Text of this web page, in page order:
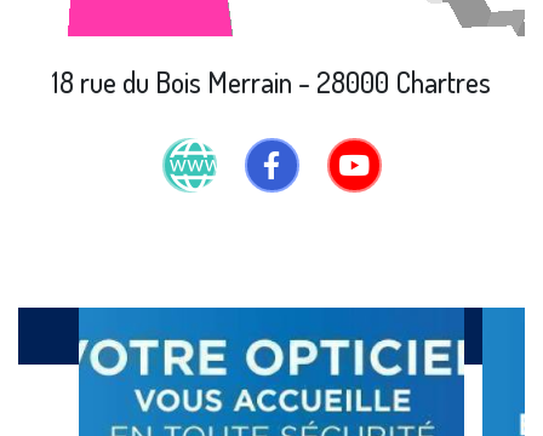
18 rue du Bois Merrain - 28000 Chartres
Galerie